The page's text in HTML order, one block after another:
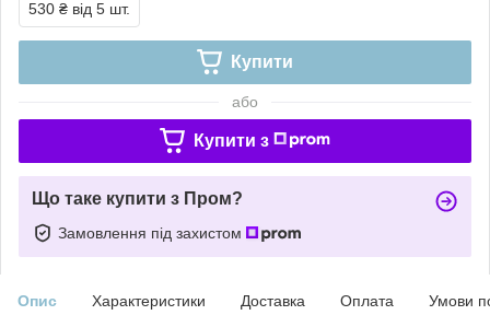
530 ₴ від 5 шт.
Купити
або
Купити з
Що таке купити з Пром?
Замовлення під захистом
Опис Характеристики Доставка Оплата Умови